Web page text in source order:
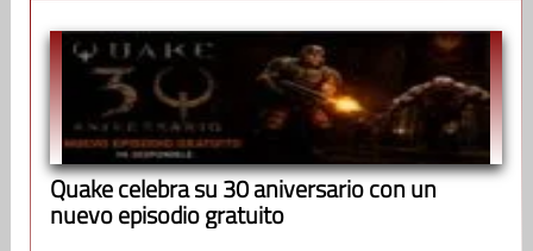
Quake celebra su 30 aniversario con un
nuevo episodio gratuito